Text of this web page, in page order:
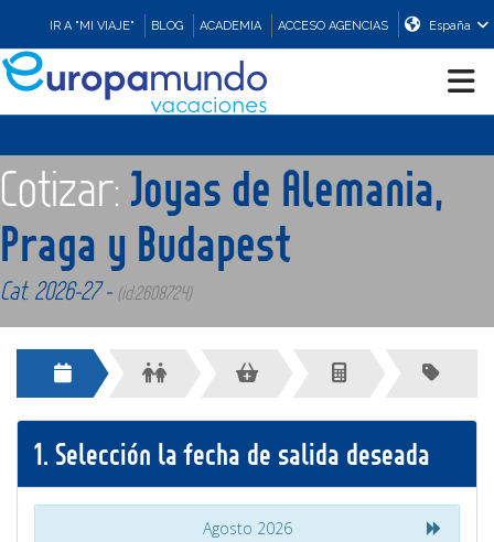
IR A "MI VIAJE" BLOG ACADEMIA ACCESO AGENCIAS España
PROMOCIONES
COMPRAR
Cotizar: Joyas de Alemania,
Praga y Budapest
Cat. 2026-27 - (id:2608724)
1. Selección la fecha de salida deseada
Agosto 2026